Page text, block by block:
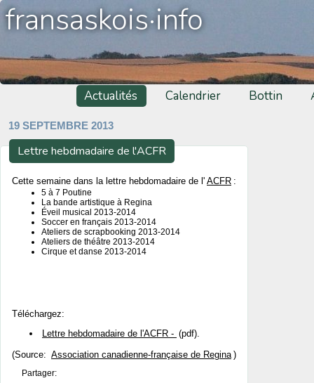
fransaskois·info
Actualités Calendrier Bottin
19 SEPTEMBRE 2013
Lettre hebdmadaire de l'ACFR
Cette semaine dans la lettre hebdomadaire de l' ACFR :
5 à 7 Poutine
La bande artistique à Regina
Éveil musical 2013-2014
Soccer en français 2013-2014
Ateliers de scrapbooking 2013-2014
Ateliers de théâtre 2013-2014
Cirque et danse 2013-2014
Téléchargez:
Lettre hebdomadaire de l'ACFR - (pdf).
(Source: Association canadienne-française de Regina )
Partager: